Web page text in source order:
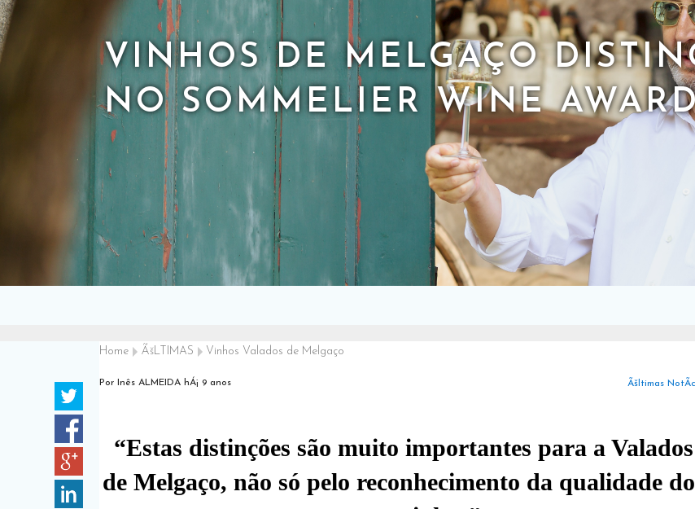
VINHOS DE MELGAÇO
NO SOMMELIER WINE
Home ÃšLTIMAS Vinhos Valados de Melgaço
Por Inês ALMEIDA hÁ¡ 9 anos Ãšltimas
“Estas distinções são muito importantes para a Valados
de Melgaço, não só pelo reconhecimento da qualidade